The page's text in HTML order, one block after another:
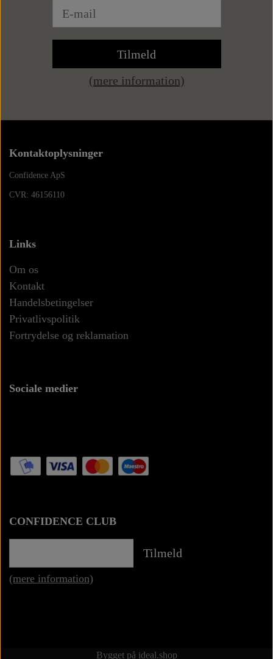
Tilmeld
(mere information)
Kontaktoplysninger
Confidence ApS
CVR: 46156110
Links
Om os
Kontakt
Handelsbetingelser
Privatlivspolitik
Fortrydelse og reklamation
Sociale medier
CONFIDENCE CLUB
Tilmeld
(mere information)
Bygget på ideal.shop